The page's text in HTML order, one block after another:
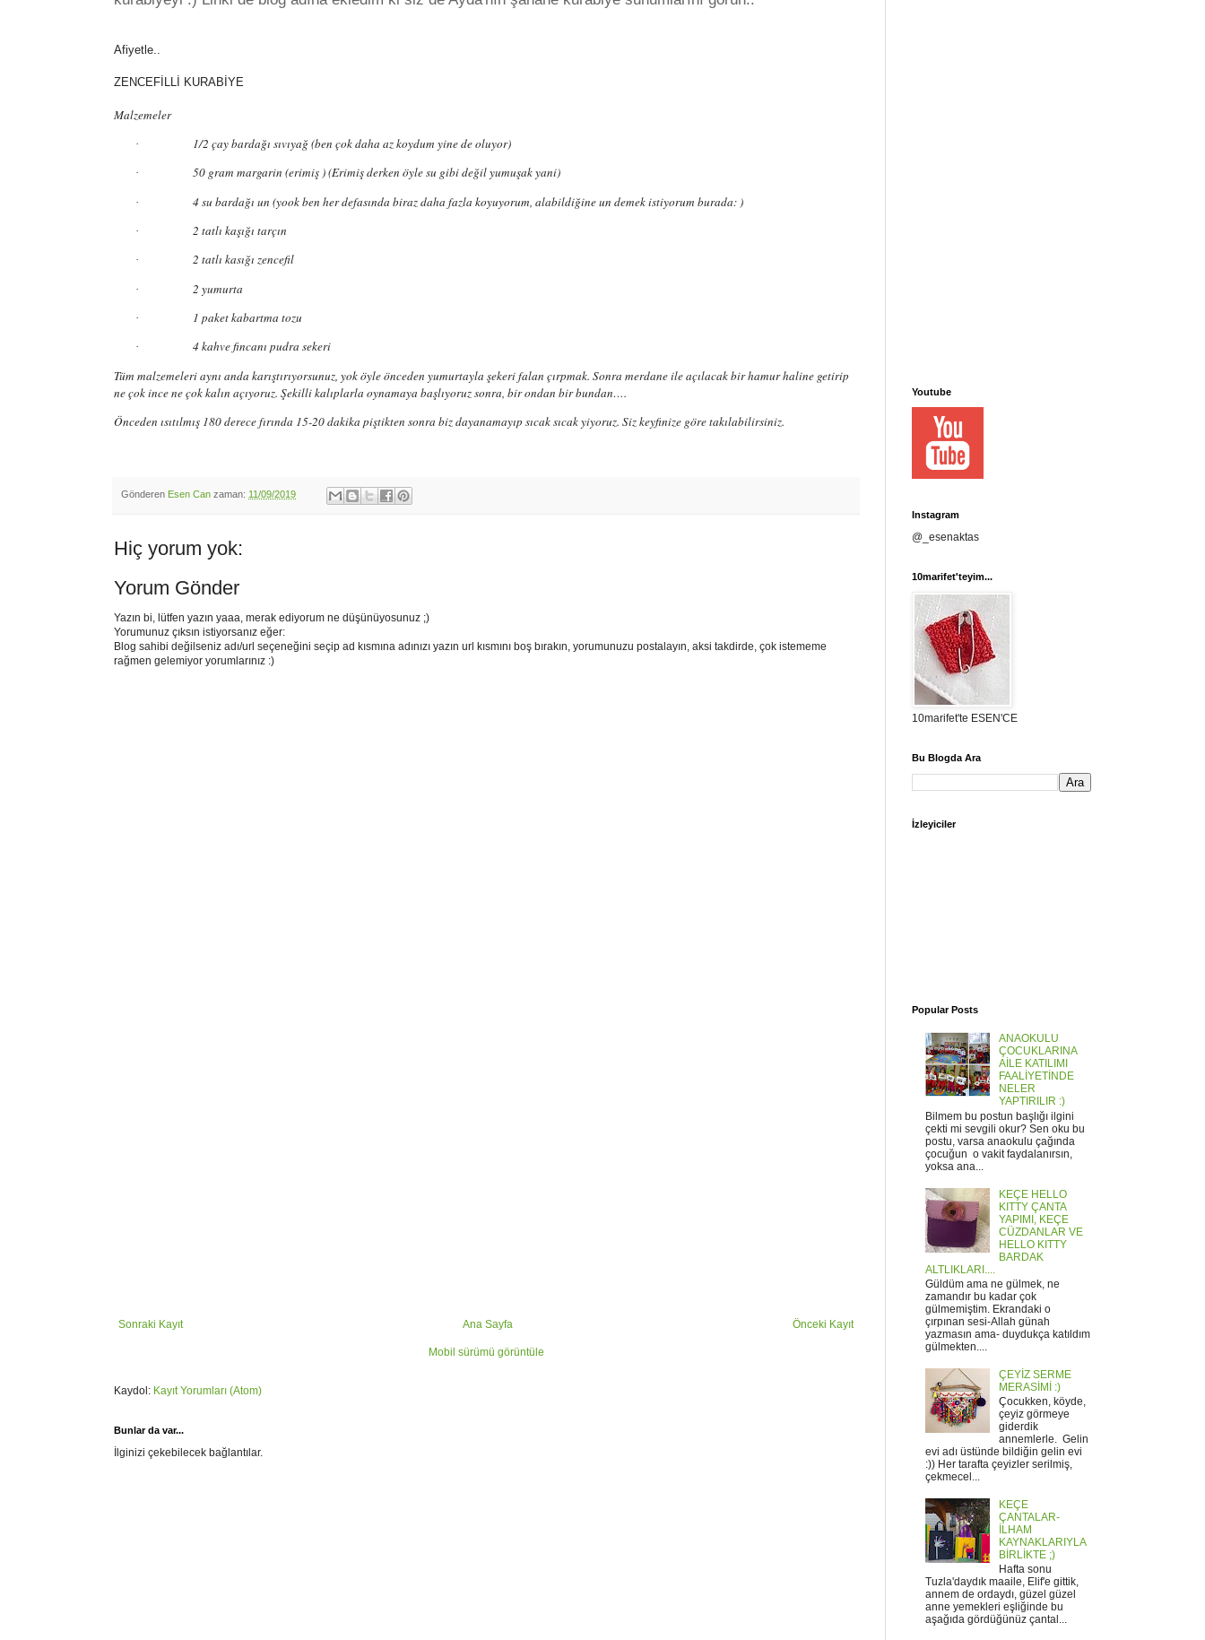
Afiyetle..
ZENCEFİLLİ KURABİYE
Malzemeler
· 1/2 çay bardağı sıvıyağ (ben çok daha az koydum yine de oluyor)
· 50 gram margarin (erimiş ) (Erimiş derken öyle su gibi değil yumuşak yani)
· 4 su bardağı un (yook ben her defasında biraz daha fazla koyuyorum, alabildiğine un demek istiyorum burada: )
· 2 tatlı kaşığı tarçın
· 2 tatlı kasığı zencefil
· 2 yumurta
· 1 paket kabartma tozu
·
4 kahve fincanı pudra sekeri
Tüm malzemeleri aynı anda karıştırıyorsunuz, yok öyle önceden yumurtayla şekeri falan çırpmak. Sonra merdane ile açılacak bir hamur haline getirip
ne çok ince ne çok kalın açıyoruz. Şekilli kalıplarla oynamaya başlıyoruz sonra, bir ondan bir bundan….
Önceden ısıtılmış 180 derece fırında 15-20 dakika piştikten sonra biz dayanamayıp sıcak sıcak yiyoruz. Siz keyfinize göre takılabilirsiniz.
Gönderen Esen Can zaman: 11/09/2019
Hiç yorum yok:
Yorum Gönder
Yazın bi, lütfen yazın yaaa, merak ediyorum ne düşünüyosunuz ;)
Yorumunuz çıksın istiyorsanız eğer:
Blog sahibi değilseniz adı/url seçeneğini seçip ad kısmına adınızı yazın url kısmını boş bırakın, yorumunuzu postalayın, aksi takdirde, çok istememe
rağmen gelemiyor yorumlarınız :)
Sonraki Kayıt Önceki Kayıt
Ana Sayfa
Mobil sürümü görüntüle
Kaydol: Kayıt Yorumları (Atom)
Bunlar da var...
İlginizi çekebilecek bağlantılar.
Youtube
Instagram
@_esenaktas
10marifet'teyim...
10marifet'te ESEN'CE
Bu Blogda Ara
İzleyiciler
Popular Posts
ANAOKULU
ÇOCUKLARINA
AİLE KATILIMI
FAALİYETİNDE
NELER
YAPTIRILIR :)
Bilmem bu postun başlığı ilgini
çekti mi sevgili okur? Sen oku bu
postu, varsa anaokulu çağında
çocuğun o vakit faydalanırsın,
yoksa ana...
KEÇE HELLO
KITTY ÇANTA
YAPIMI, KEÇE
CÜZDANLAR VE
HELLO KITTY
BARDAK
ALTLIKLARI....
Güldüm ama ne gülmek, ne
zamandır bu kadar çok
gülmemiştim. Ekrandaki o
çırpınan sesi-Allah günah
yazmasın ama- duydukça katıldım
gülmekten....
ÇEYİZ SERME
MERASİMİ :)
Çocukken, köyde,
çeyiz görmeye
giderdik
annemlerle. Gelin
evi adı üstünde bildiğin gelin evi
:)) Her tarafta çeyizler serilmiş,
çekmecel...
KEÇE
ÇANTALAR-
İLHAM
KAYNAKLARIYLA
BİRLİKTE ;)
Hafta sonu
Tuzla'daydık maaile, Elif'e gittik,
annem de ordaydı, güzel güzel
anne yemekleri eşliğinde bu
aşağıda gördüğünüz çantal...